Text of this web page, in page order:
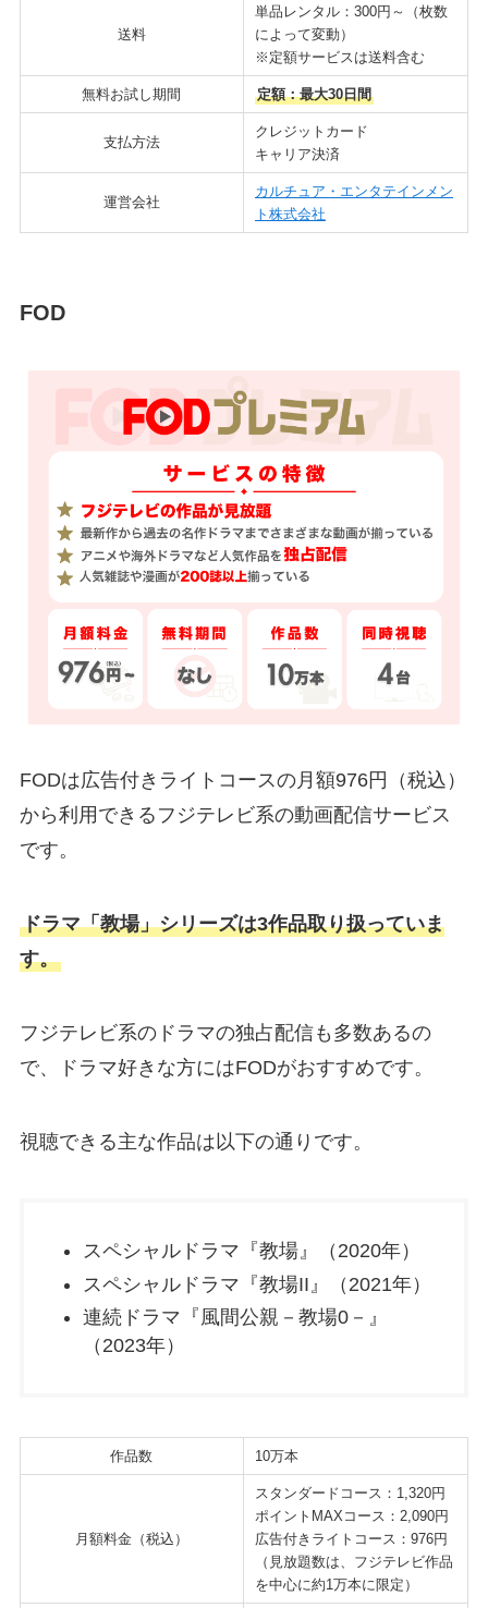
送料
単品レンタル：300円～（枚数
によって変動）
※定額サービスは送料含む
無料お試し期間 定額：最大30日間
支払方法
クレジットカード
キャリア決済
運営会社
カルチュア・エンタテインメン
ト株式会社
FOD
FODは広告付きライトコースの月額976円（税込）
から利用できるフジテレビ系の動画配信サービス
です。
ドラマ「教場」シリーズは3作品取り扱っていま
す。
フジテレビ系のドラマの独占配信も多数あるの
で、ドラマ好きな方にはFODがおすすめです。
視聴できる主な作品は以下の通りです。
スペシャルドラマ『教場』（2020年）
スペシャルドラマ『教場II』（2021年）
連続ドラマ『風間公親－教場0－』
（2023年）
作品数 10万本
月額料金（税込）
スタンダードコース：1,320円
ポイントMAXコース：2,090円
広告付きライトコース：976円
（見放題数は、フジテレビ作品
を中心に約1万本に限定）